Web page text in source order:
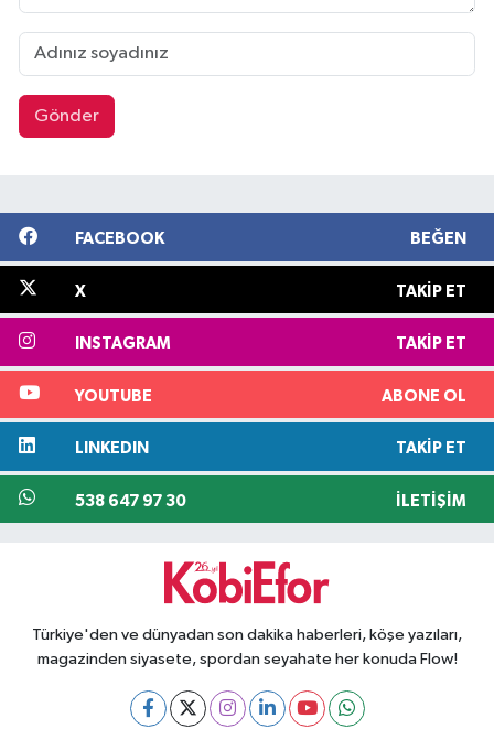
Gönder
FACEBOOK BEĞEN
X TAKIP ET
INSTAGRAM TAKIP ET
YOUTUBE ABONE OL
LINKEDIN TAKIP ET
538 647 97 30 İLETIŞIM
Türkiye'den ve dünyadan son dakika haberleri, köşe yazıları,
magazinden siyasete, spordan seyahate her konuda Flow!